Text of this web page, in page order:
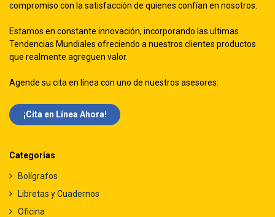
compromiso con la satisfacción de quienes confían en nosotros.
Estamos en constante innovación, incorporando las ultimas
Tendencias Mundiales ofreciendo a nuestros clientes productos
que realmente agreguen valor.
Agende su cita en línea con uno de nuestros asesores:
¡Cita en Línea Ah​​ora!
Categorías
Bolígrafos
Libretas y Cuadernos
Oficina